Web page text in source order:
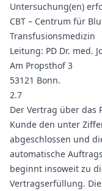
Untersuchung(en)
CBT – Centrum für
Transfusionsmedizin
Leitung: PD Dr. med.
Am Propsthof 3
53121 Bonn.
2.7
Der Vertrag über das
Kunde den unter
abgeschlossen und
automatische
beginnt insoweit zu
Vertragserfüllung.